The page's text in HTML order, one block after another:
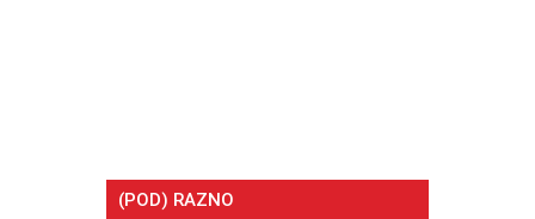
(POD) RAZNO